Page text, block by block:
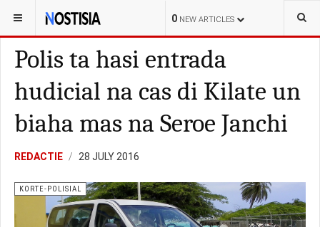
0 NEW ARTICLES
YOU ARE HERE: ARUBA KORTE-POLISIAL
Polis ta hasi entrada
hudicial na cas di Kilate un
biaha mas na Seroe Janchi
REDACTIE 28 JULY 2016
KORTE-POLISIAL